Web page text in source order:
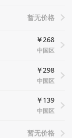
暂无价格
￥268
中国区
￥298
中国区
￥139
中国区
暂无价格